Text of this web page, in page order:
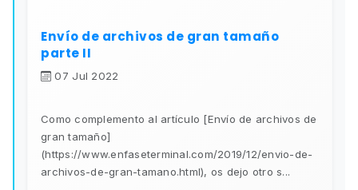
Envío de archivos de gran tamaño
parte II
07 Jul 2022
Como complemento al artículo [Envío de archivos de
gran tamaño]
(https://www.enfaseterminal.com/2019/12/envio-de-
archivos-de-gran-tamano.html), os dejo otro s...